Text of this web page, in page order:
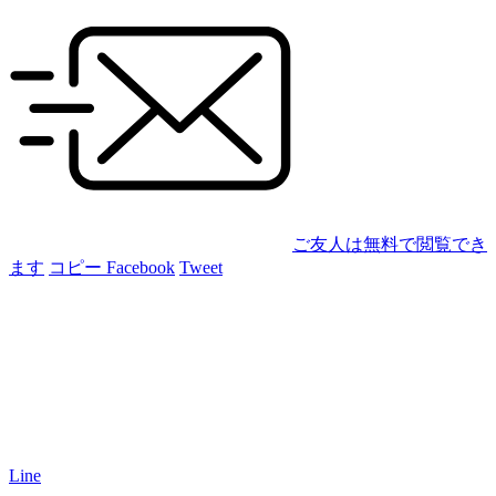
ご友人は無料で閲覧でき
ます コピー Facebook Tweet
Line